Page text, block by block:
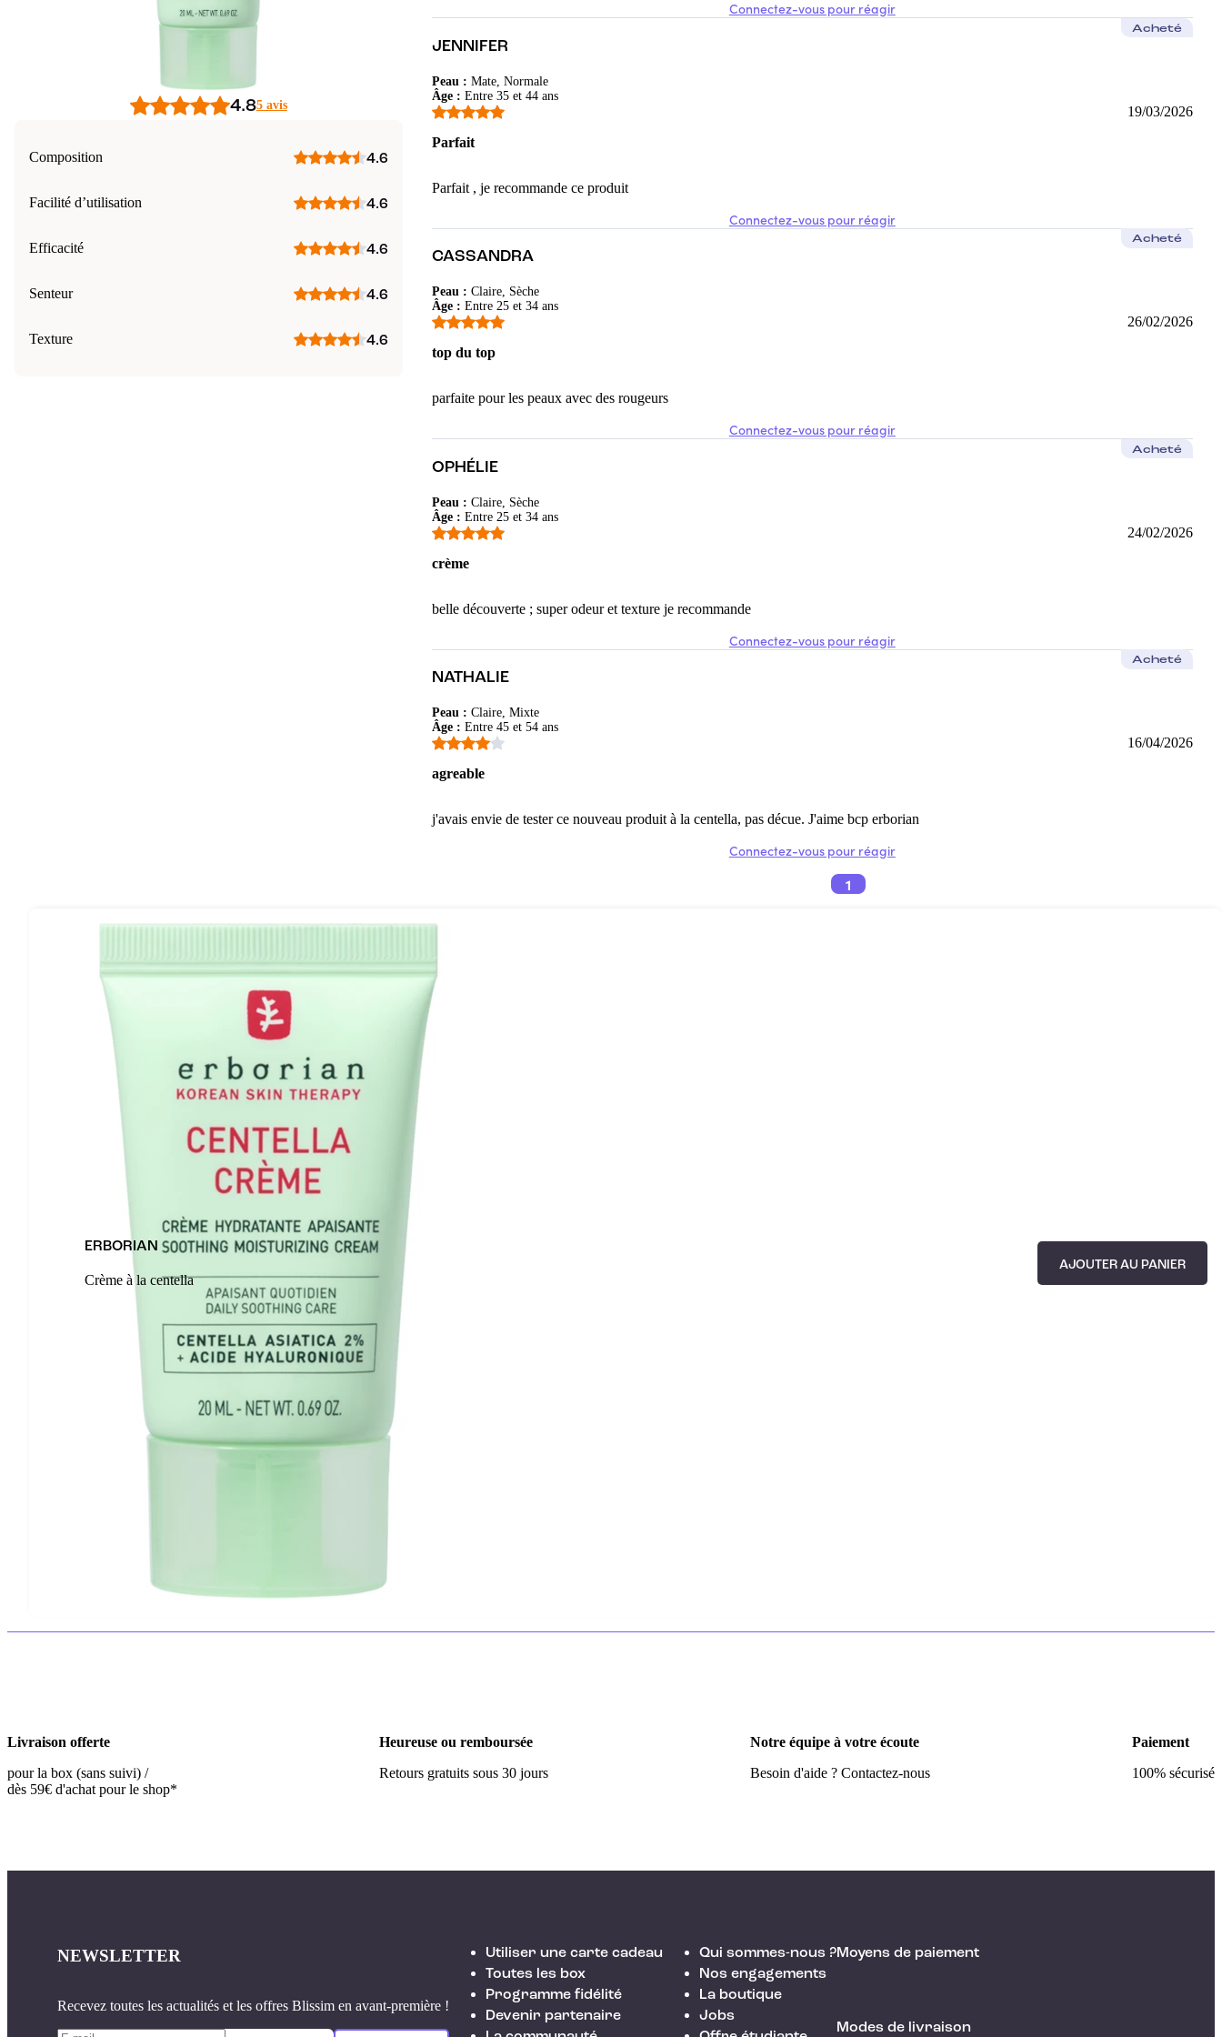
4.85 avis
Composition 4.6
Facilité d’utilisation 4.6
Efficacité 4.6
Senteur 4.6
Texture 4.6
Connectez-vous pour réagir
JENNIFER
Peau : Mate, Normale
Âge: Entre 35 et 44 ans
Acheté
19/03/2026
Parfait
Parfait , je recommande ce produit
Connectez-vous pour réagir
CASSANDRA
Peau: Claire, Sèche
Âge: Entre 25 et 34 ans
Acheté
26/02/2026
top du top
parfaite pour les peaux avec des rougeurs
Connectez-vous pour réagir
OPHÉLIE
Peau : Claire, Sèche
Âge: Entre 25 et 34 ans
Acheté
24/02/2026
crème
belle découverte ; super odeur et texture je recommande
Connectez-vous pour réagir
NATHALIE
Peau: Claire, Mixte
Âge: Entre 45 et 54 ans
Acheté
16/04/2026
agreable
j'avais envie de tester ce nouveau produit à la centella, pas décue. J'aime bcp erborian
Connectez-vous pour réagir
1
ERBORIAN
Crème à la centella
AJOUTER AU PANIER
Livraison offerte
pour la box (sans suivi) /
dès 59€ d'achat pour le shop*
Heureuse ou remboursée
Retours gratuits sous 30 jours
Notre équipe à votre écoute
Besoin d'aide ? Contactez-nous
Paiement
100% sécurisé
NEWSLETTER
Recevez toutes les actualités et les offres Blissim en avant-première !
Utiliser une carte cadeau
Toutes les box
Programme fidélité
Devenir partenaire
Qui sommes-nous ?
Nos engagements
La boutique
Jobs
Moyens de paiement
Modes de livraison